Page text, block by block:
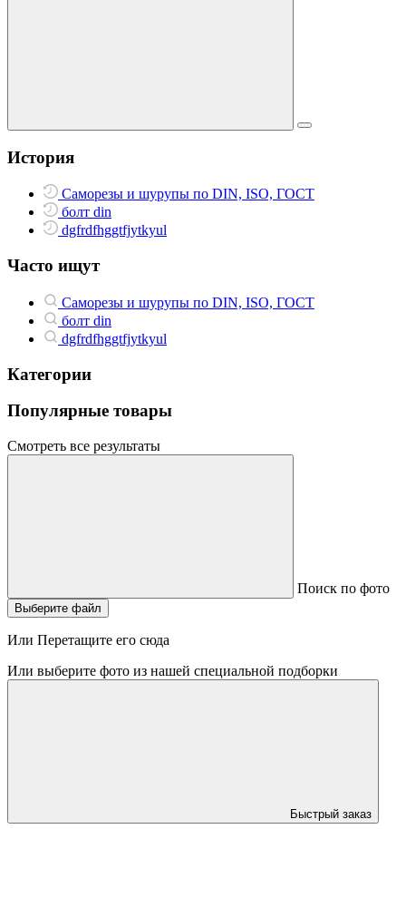
История
Саморезы и шурупы по DIN, ISO, ГОСТ
болт din
dgfrdfhggtfjytkyul
Часто ищут
Саморезы и шурупы по DIN, ISO, ГОСТ
болт din
dgfrdfhggtfjytkyul
Категории
Популярные товары
Смотреть все результаты
Поиск по фото
Выберите файл
Или Перетащите его сюда
Или выберите фото из нашей специальной подборки
Быстрый заказ